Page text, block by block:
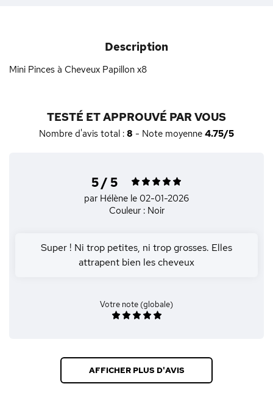
Description
Mini Pinces à Cheveux Papillon x8
TESTÉ ET APPROUVÉ PAR VOUS
Nombre d'avis total : 8 - Note moyenne 4.75/5
5 / 5
par Hélène le 02-01-2026
Couleur : Noir
Super ! Ni trop petites, ni trop grosses. Elles
attrapent bien les cheveux
Votre note (globale)
AFFICHER PLUS D'AVIS